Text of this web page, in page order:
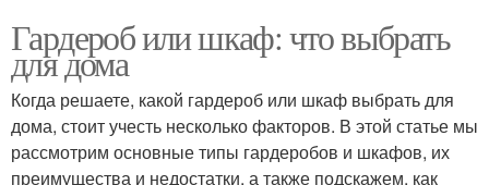
Гардероб или шкаф: что выбрать
для дома
Когда решаете, какой гардероб или шкаф выбрать для
дома, стоит учесть несколько факторов. В этой статье мы
рассмотрим основные типы гардеробов и шкафов, их
преимущества и недостатки, а также подскажем, как